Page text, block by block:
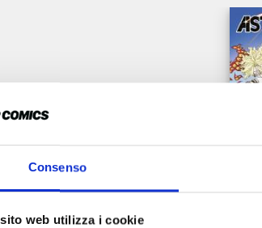
Consenso
web utilizza i cookie